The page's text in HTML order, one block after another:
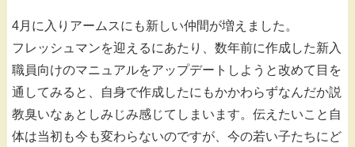
4月に入りアームスにも新しい仲間が増えました。
フレッシュマンを迎えるにあたり、数年前に作成した新入
職員向けのマニュアルをアップデートしようと改めて目を
通してみると、自身で作成したにもかかわらずなんだか説
教臭いなぁとしみじみ感じてしまいます。伝えたいこと自
体は当初も今も変わらないのですが、今の若い子たちにど